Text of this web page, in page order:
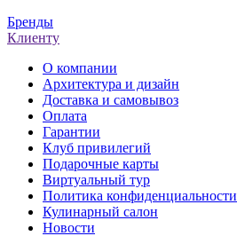
Бренды
Клиенту
О компании
Архитектура и дизайн
Доставка и самовывоз
Оплата
Гарантии
Клуб привилегий
Подарочные карты
Виртуальный тур
Политика конфиденциальности
Кулинарный салон
Новости